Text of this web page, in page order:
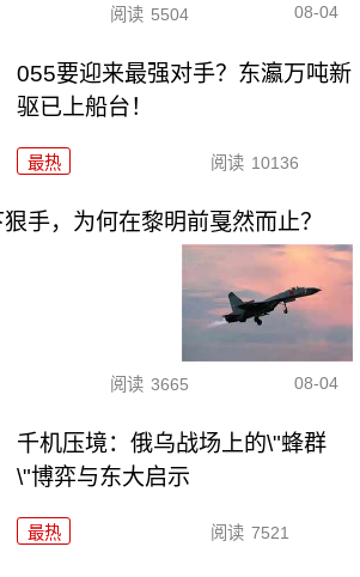
阅读 5504 08-04
055要迎来最强对手？东瀛万吨新
驱已上船台！
最热 阅读 10136
手，为何在黎明前戛然而止？
阅读 3665 08-04
千机压境：俄乌战场上的\"蜂群
\"博弈与东大启示
最热 阅读 7521